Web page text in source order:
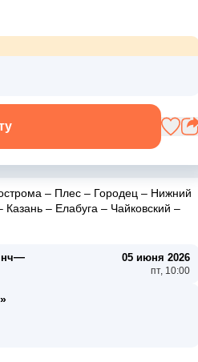
– Плес – Городец – Нижний
Казань – Елабуга – Чайковский –
— 05 июня 2026
пт, 10:00